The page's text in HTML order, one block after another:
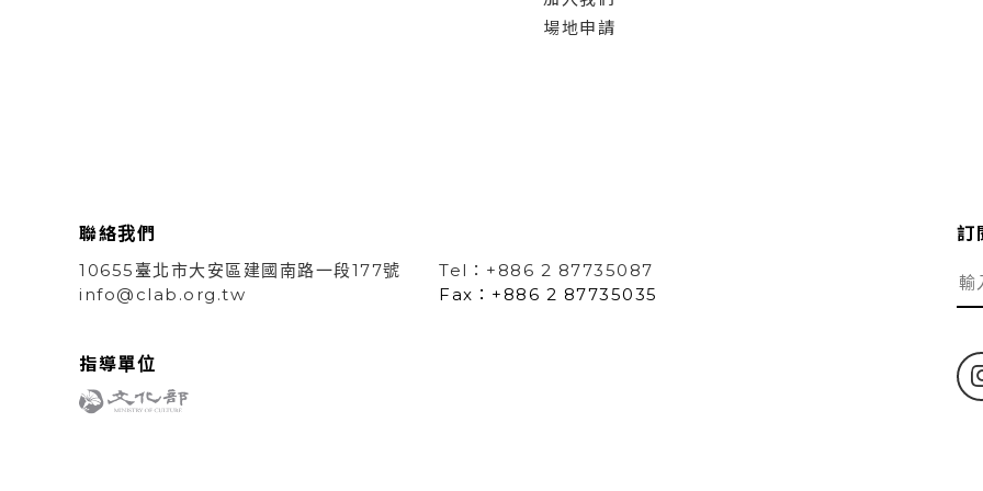
場地申請
聯絡我們
10655臺北市大安區建國南路一段177號
Tel：+886 2 87735087
info@clab.org.tw
Fax：+886 2 87735035
訂
指導單位